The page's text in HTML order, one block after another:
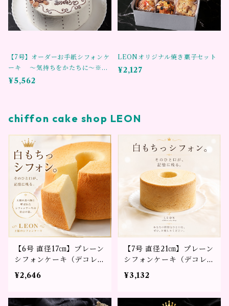
【7号】オーダーお手紙シフォンケ
ーキ ～気持ちをかたちに～※3
日前までのご予約をお願い致しま
¥5,562
LEONオリジナル焼き菓子セット
¥2,127
chiffon cake shop LEON
【6号 直径17㎝】プレーン
シフォンケーキ（デコレー
ションなし）
¥2,646
【7号 直径21㎝】プレーン
シフォンケーキ（デコレー
ションなし）
¥3,132